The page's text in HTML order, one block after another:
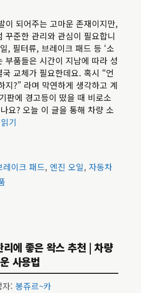
이 되어주는 고마운 존재이지만,
꾸준한 관리와 관심이 필요합니
, 필터류, 브레이크 패드 등 ‘소
부품들은 시간이 지남에 따라 성
교체가 필요한데요. 혹시 “언
지?” 라며 막연하게 생각하고 계
판에 경고등이 떴을 때 비로소
요? 오늘 이 글을 통해 차량 소
기
레이크 패드, 엔진 오일, 자동차
리에 좋은 왁스 추천 | 차량
사용법
자: 봉쥬르~카